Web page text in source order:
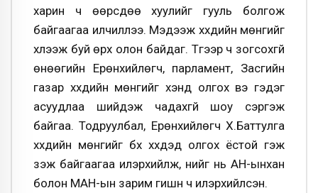
харин ч өөрсдөө хуулийг гууль болгож
байгаагаа илчиллээ. Мэдээж хүүхдийн мөнгийг
хүлээж буй өрх олон байдаг. Түүгээр ч зогсохгүй
өнөөгийн Ерөнхийлөгч, парламент, Засгийн
газар хүүхдийн мөнгийг хэнд олгох вэ гэдэг
асуудлаа шийдэж чадахгүй шоу үсэргэж
байгаа. Тодруулбал, Ерөнхийлөгч Х.Баттулга
хүүхдийн мөнгийг бүх хүүхдэд олгох ёстой гэж
үзэж байгаагаа илэрхийлж, үүнийг нь АН-ынхан
болон МАН-ын зарим гишүүн ч илэрхийлсэн.